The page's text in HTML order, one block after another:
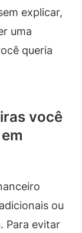
explicar,
uma
queria
você
ou
Para evitar